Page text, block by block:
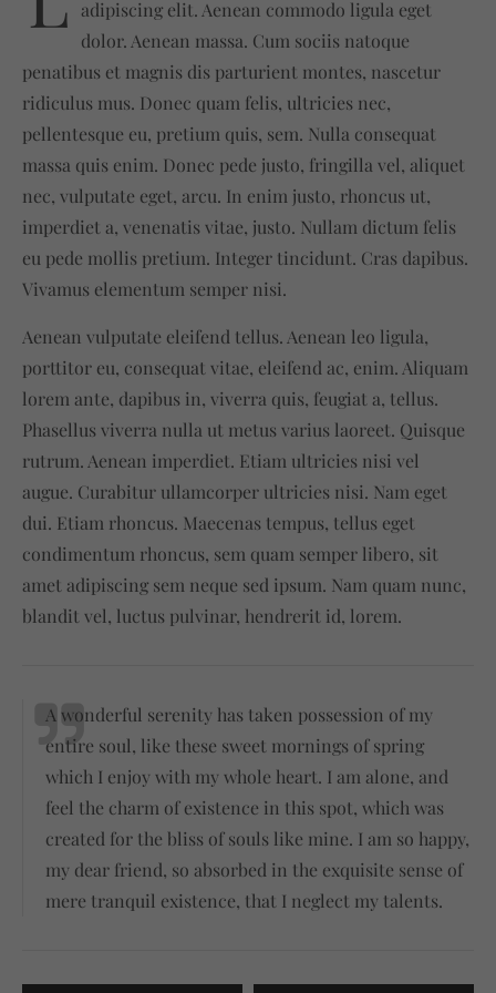
Drop us a line
info@yourdomain.com
About us
Lorem ipsum dolor sit amet, consectetuer
adipiscing elit.
Aenean commodo ligula eget dolor. Aenean massa.
Cum sociis natoque penatibus et magnis dis
parturient montes, nascetur ridiculus mus. Donec
quam felis, ultricies nec.
adipiscing elit. Aenean commodo ligula eget
dolor. Aenean massa. Cum sociis natoque
penatibus et magnis dis parturient montes, nascetur
ridiculus mus. Donec quam felis, ultricies nec,
pellentesque eu, pretium quis, sem. Nulla consequat
massa quis enim. Donec pede justo, fringilla vel, aliquet
nec, vulputate eget, arcu. In enim justo, rhoncus ut,
imperdiet a, venenatis vitae, justo. Nullam dictum felis
eu pede mollis pretium. Integer tincidunt. Cras dapibus.
Vivamus elementum semper nisi.
Aenean vulputate eleifend tellus. Aenean leo ligula,
porttitor eu, consequat vitae, eleifend ac, enim. Aliquam
lorem ante, dapibus in, viverra quis, feugiat a, tellus.
Phasellus viverra nulla ut metus varius laoreet. Quisque
rutrum. Aenean imperdiet. Etiam ultricies nisi vel
augue. Curabitur ullamcorper ultricies nisi. Nam eget
dui. Etiam rhoncus. Maecenas tempus, tellus eget
condimentum rhoncus, sem quam semper libero, sit
amet adipiscing sem neque sed ipsum. Nam quam nunc,
blandit vel, luctus pulvinar, hendrerit id, lorem.
A wonderful serenity has taken possession of my
entire soul, like these sweet mornings of spring
which I enjoy with my whole heart. I am alone, and
feel the charm of existence in this spot, which was
created for the bliss of souls like mine. I am so happy,
my dear friend, so absorbed in the exquisite sense of
mere tranquil existence, that I neglect my talents.